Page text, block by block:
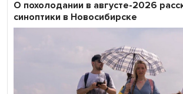
О похолодании в августе-2026
синоптики в Новосибирске